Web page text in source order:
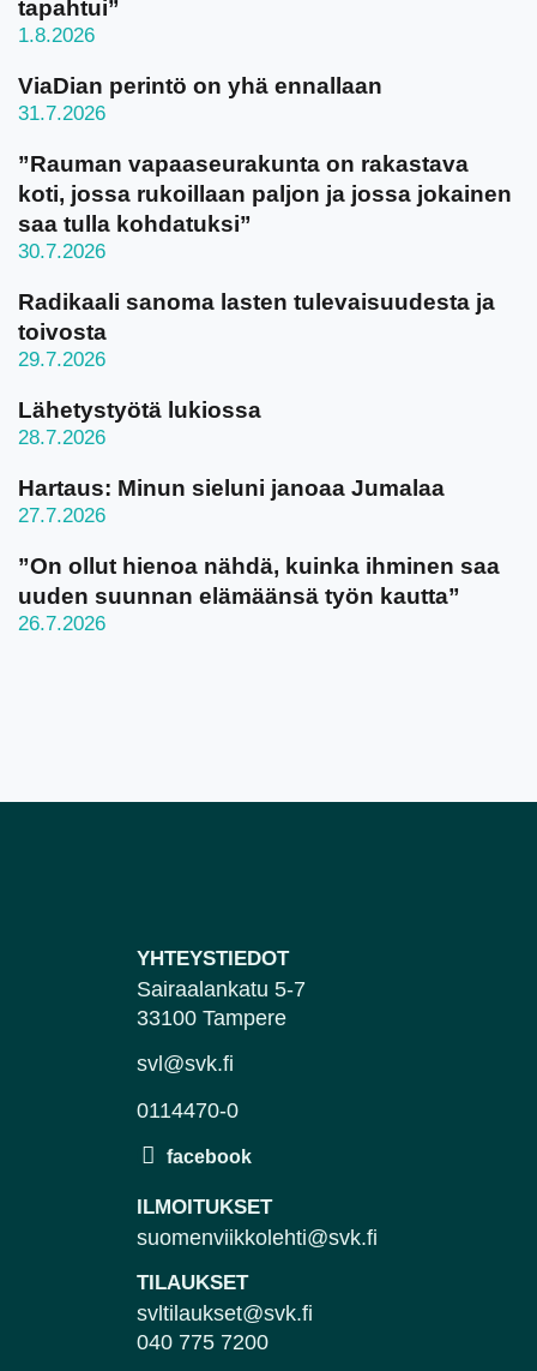
tapahtui”
1.8.2026
ViaDian perintö on yhä ennallaan
31.7.2026
”Rauman vapaaseurakunta on rakastava
koti, jossa rukoillaan paljon ja jossa jokainen
saa tulla kohdatuksi”
30.7.2026
Radikaali sanoma lasten tulevaisuudesta ja
toivosta
29.7.2026
Lähetystyötä lukiossa
28.7.2026
Hartaus: Minun sieluni janoaa Jumalaa
27.7.2026
”On ollut hienoa nähdä, kuinka ihminen saa
uuden suunnan elämäänsä työn kautta”
26.7.2026
YHTEYSTIEDOT
Sairaalankatu 5-7
33100 Tampere
svl@svk.fi
0114470-0
ILMOITUKSET
suomenviikkolehti@svk.fi
TILAUKSET
svltilaukset@svk.fi
040 775 7200